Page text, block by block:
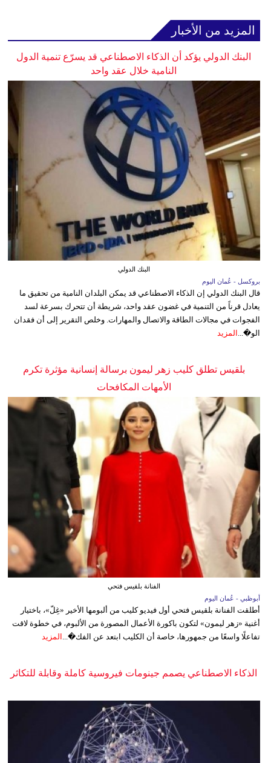
المزيد من الأخبار
البنك الدولي يؤكد أن الذكاء الاصطناعي قد يسرّع تنمية الدول
النامية خلال عقد واحد
البنك الدولي
بروكسل - عُمان اليوم
قال البنك الدولي إن الذكاء الاصطناعي قد يمكن البلدان النامية من تحقيق ما
يعادل قرناً من التنمية في غضون عقد واحد، شريطة أن تتحرك بسرعة لسد
الفجوات في مجالات الطاقة والاتصال والمهارات. وخلص التقرير إلى أن فقدان
الو�... المزيد
بلقيس تطلق كليب زهر ليمون برسالة إنسانية مؤثرة تكرم
الأمهات المكافحات
الفنانة بلقيس فتحي
أبوظبي - عُمان اليوم
أطلقت الفنانة بلقيس فتحي أول فيديو كليب من ألبومها الأخير «غِلّ»، باختيار
أغنية «زهر ليمون» لتكون باكورة الأعمال المصورة من الألبوم، في خطوة لاقت
تفاعلًا واسعًا من جمهورها، خاصة أن الكليب ابتعد عن الفك�... المزيد
الذكاء الاصطناعي يصمم جينومات فيروسية كاملة وقابلة للتكاثر